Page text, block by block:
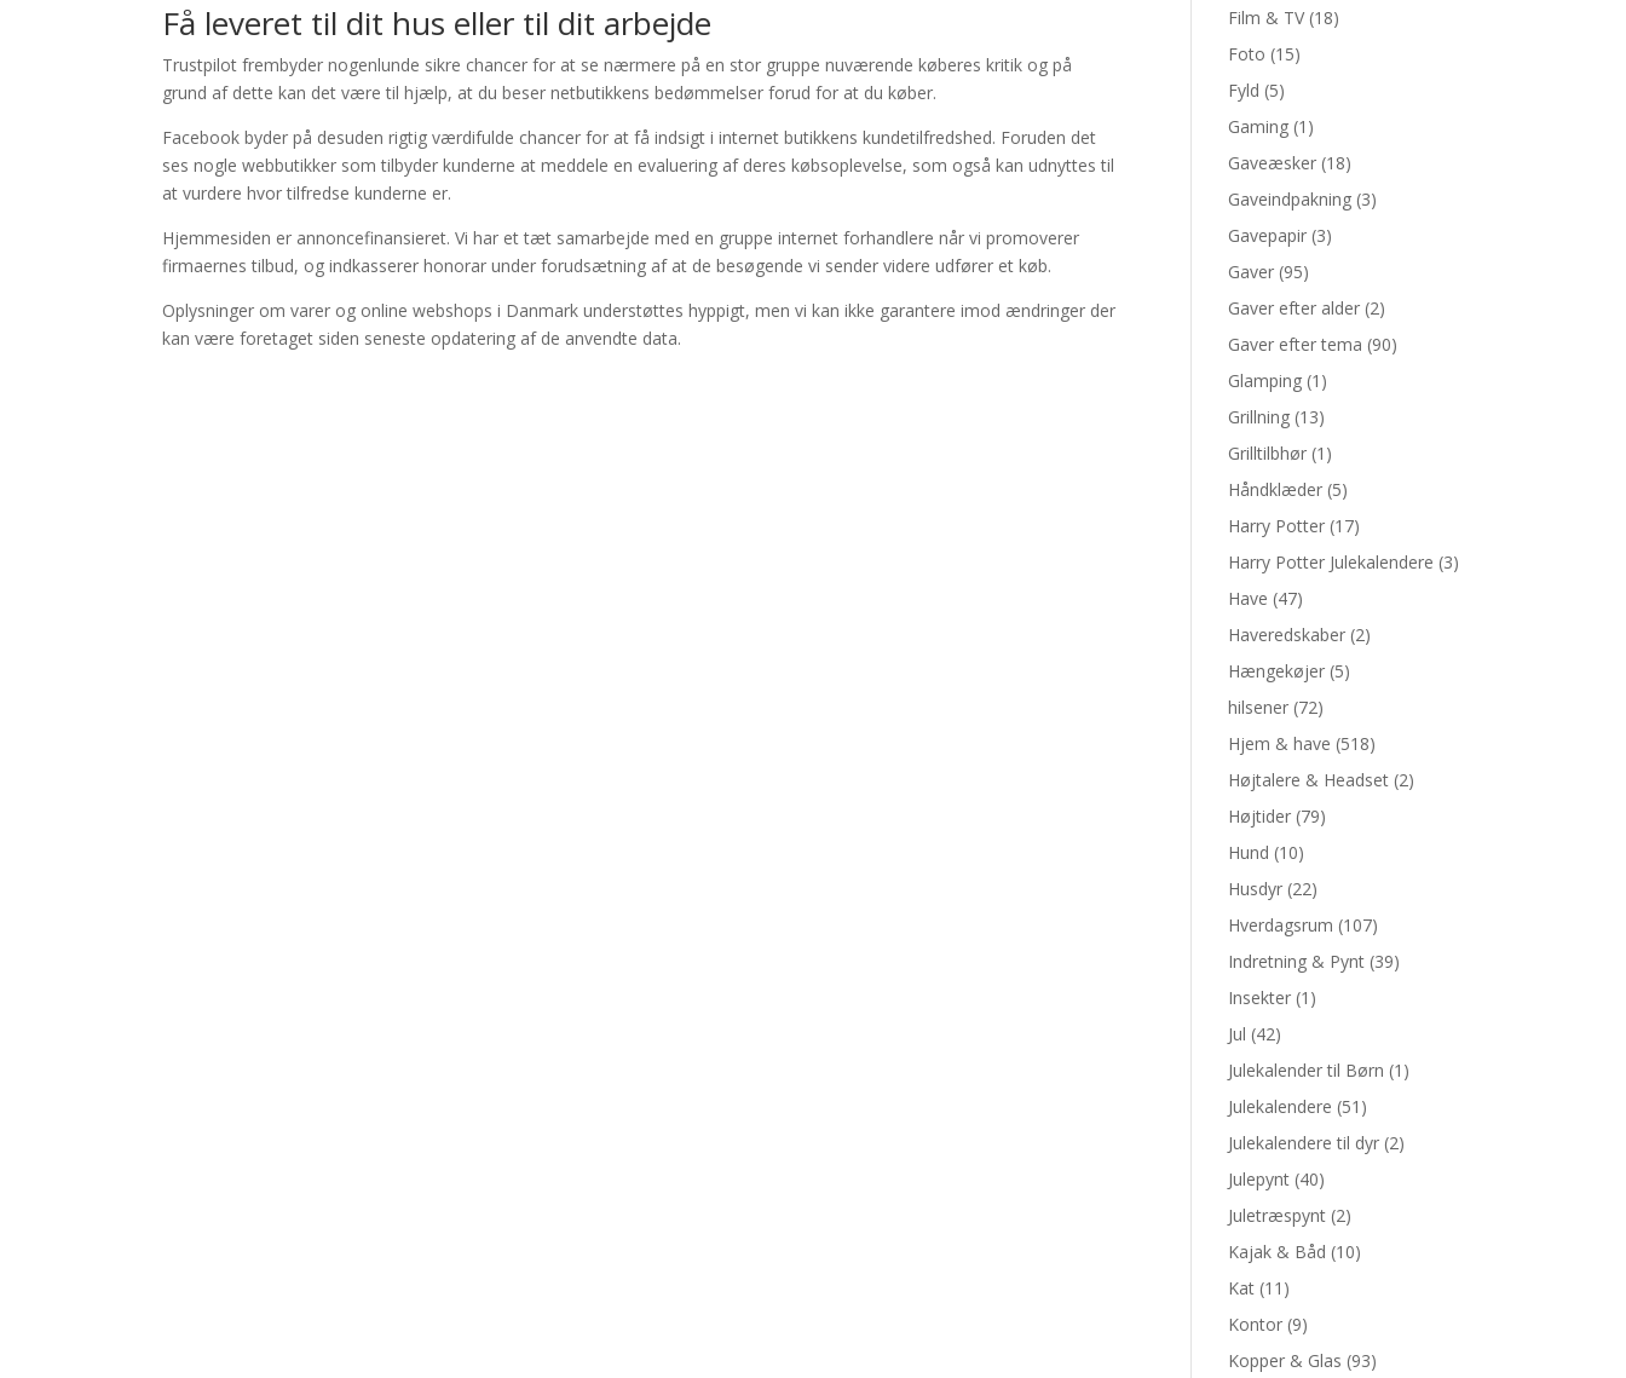
Få leveret til dit hus eller til dit arbejde
Trustpilot frembyder nogenlunde sikre chancer for at se nærmere på en stor gruppe nuværende køberes kritik og på
grund af dette kan det være til hjælp, at du beser netbutikkens bedømmelser forud for at du køber.
Facebook byder på desuden rigtig værdifulde chancer for at få indsigt i internet butikkens kundetilfredshed. Foruden det
ses nogle webbutikker som tilbyder kunderne at meddele en evaluering af deres købsoplevelse, som også kan udnyttes til
at vurdere hvor tilfredse kunderne er.
Hjemmesiden er annoncefinansieret. Vi har et tæt samarbejde med en gruppe internet forhandlere når vi promoverer
firmaernes tilbud, og indkasserer honorar under forudsætning af at de besøgende vi sender videre udfører et køb.
Oplysninger om varer og online webshops i Danmark understøttes hyppigt, men vi kan ikke garantere imod ændringer der
kan være foretaget siden seneste opdatering af de anvendte data.
Film & TV (18)
Foto (15)
Fyld (5)
Gaming (1)
Gaveæsker (18)
Gaveindpakning (3)
Gavepapir (3)
Gaver (95)
Gaver efter alder (2)
Gaver efter tema (90)
Glamping (1)
Grillning (13)
Grilltilbhør (1)
Håndklæder (5)
Harry Potter (17)
Harry Potter Julekalendere (3)
Have (47)
Haveredskaber (2)
Hængekøjer (5)
hilsener (72)
Hjem & have (518)
Højtalere & Headset (2)
Højtider (79)
Hund (10)
Husdyr (22)
Hverdagsrum (107)
Indretning & Pynt (39)
Insekter (1)
Jul (42)
Julekalender til Børn (1)
Julekalendere (51)
Julekalendere til dyr (2)
Julepynt (40)
Juletræspynt (2)
Kajak & Båd (10)
Kat (11)
Kontor (9)
Kopper & Glas (93)